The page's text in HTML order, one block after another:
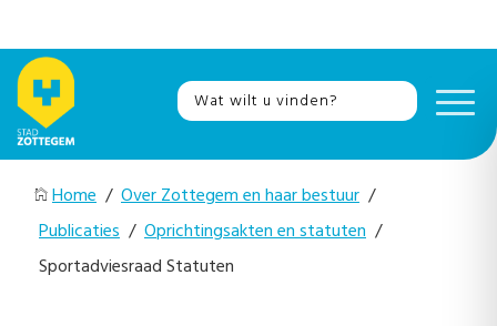
Home / Over Zottegem en haar bestuur /
Publicaties / Oprichtingsakten en statuten /
Sportadviesraad Statuten